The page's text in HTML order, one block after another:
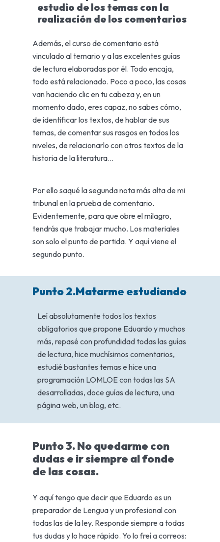
estudio de los temas con la
realización de los comentarios
Además, el curso de comentario está
vinculado al temario y a las excelentes guías
de lectura elaboradas por él. Todo encaja,
todo está relacionado. Poco a poco, las cosas
van haciendo clic en tu cabeza y, en un
momento dado, eres capaz, no sabes cómo,
de identificar los textos, de hablar de sus
temas, de comentar sus rasgos en todos los
niveles, de relacionarlo con otros textos de la
historia de la literatura…
Por ello saqué la segunda nota más alta de mi
tribunal en la prueba de comentario.
Evidentemente, para que obre el milagro,
tendrás que trabajar mucho. Los materiales
son solo el punto de partida. Y aquí viene el
segundo punto.
Punto 2.Matarme estudiando
Leí absolutamente todos los textos
obligatorios que propone Eduardo y muchos
más, repasé con profundidad todas las guías
de lectura, hice muchísimos comentarios,
estudié bastantes temas e hice una
programación LOMLOE con todas las SA
desarrolladas, doce guías de lectura, una
página web, un blog, etc.
Punto 3. No quedarme con
dudas e ir siempre al fonde
de las cosas.
Y aquí tengo que decir que Eduardo es un
preparador de Lengua y un profesional con
todas las de la ley. Responde siempre a todas
tus dudas y lo hace rápido. Yo lo freí a correos: